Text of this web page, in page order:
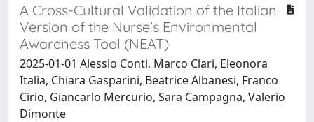
A Cross-Cultural Validation of the Italian
Version of the Nurse’s Environmental
Awareness Tool (NEAT)
2025-01-01 Alessio Conti, Marco Clari, Eleonora
Italia, Chiara Gasparini, Beatrice Albanesi, Franco
Cirio, Giancarlo Mercurio, Sara Campagna, Valerio
Dimonte